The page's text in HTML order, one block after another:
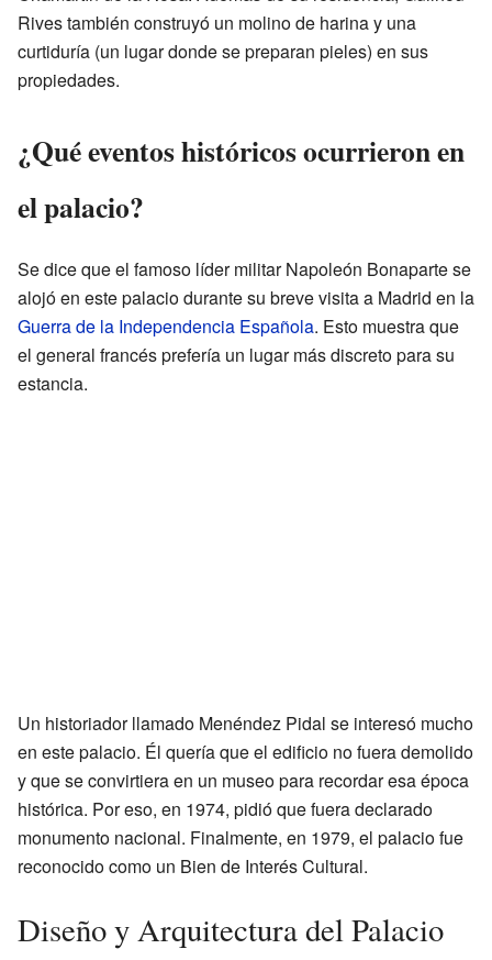
Rives también construyó un molino de harina y una
curtiduría (un lugar donde se preparan pieles) en sus
propiedades.
¿Qué eventos históricos ocurrieron en
el palacio?
Se dice que el famoso líder militar Napoleón Bonaparte se
alojó en este palacio durante su breve visita a Madrid en la
Guerra de la Independencia Española. Esto muestra que
el general francés prefería un lugar más discreto para su
estancia.
Un historiador llamado Menéndez Pidal se interesó mucho
en este palacio. Él quería que el edificio no fuera demolido
y que se convirtiera en un museo para recordar esa época
histórica. Por eso, en 1974, pidió que fuera declarado
monumento nacional. Finalmente, en 1979, el palacio fue
reconocido como un Bien de Interés Cultural.
Diseño y Arquitectura del Palacio